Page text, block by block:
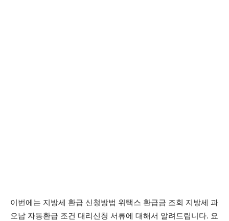
이번에는 지방세 환급 신청방법 위택스 환급금 조회 지방세 과
오납 자동환급 조건 대리신청 서류에 대해서 알려드립니다. 요